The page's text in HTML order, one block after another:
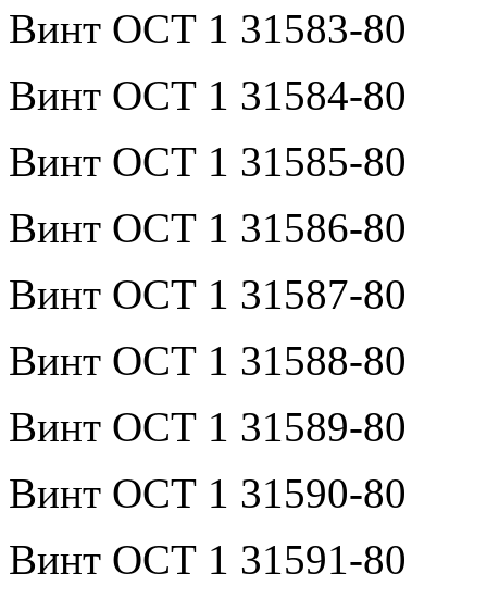
Винт ОСТ 1 31583-80
Винт ОСТ 1 31584-80
Винт ОСТ 1 31585-80
Винт ОСТ 1 31586-80
Винт ОСТ 1 31587-80
Винт ОСТ 1 31588-80
Винт ОСТ 1 31589-80
Винт ОСТ 1 31590-80
Винт ОСТ 1 31591-80